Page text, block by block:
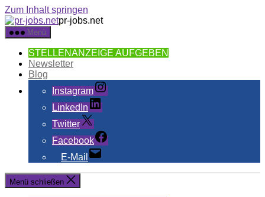
Zum Inhalt springen
pr-jobs.net
Menü
STELLENANZEIGE AUFGEBEN
Newsletter
Blog
Instagram
LinkedIn
Twitter
Facebook
E-Mail
Menü schließen